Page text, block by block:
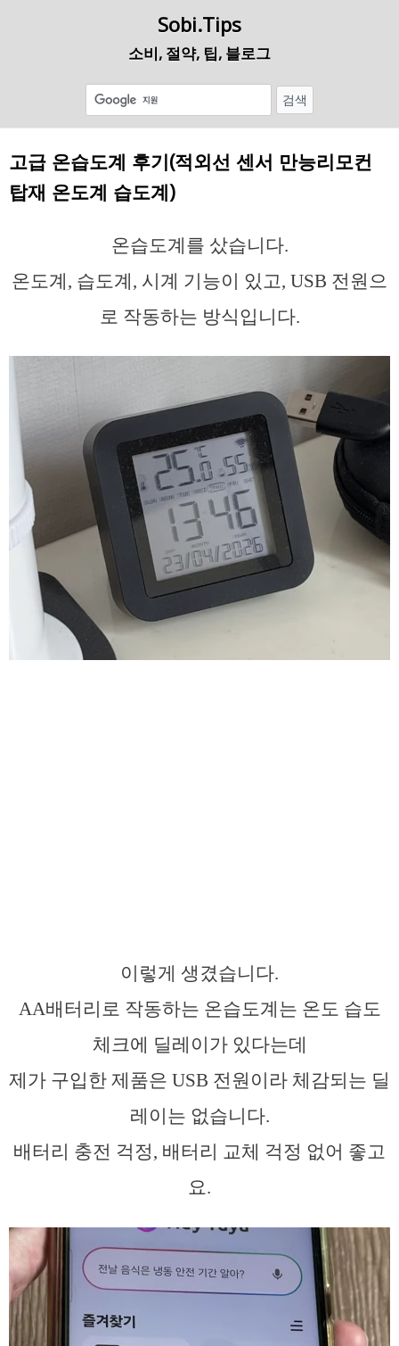
Sobi.Tips
소비, 절약, 팁, 블로그
고급 온습도계 후기(적외선 센서 만능리모컨
탑재 온도계 습도계)
온습도계를 샀습니다.
온도계, 습도계, 시계 기능이 있고, USB 전원으
로 작동하는 방식입니다.
이렇게 생겼습니다.
AA배터리로 작동하는 온습도계는 온도 습도
체크에 딜레이가 있다는데
제가 구입한 제품은 USB 전원이라 체감되는 딜
레이는 없습니다.
배터리 충전 걱정, 배터리 교체 걱정 없어 좋고
요.